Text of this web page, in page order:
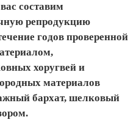
составим
репродукцию
годов проверенной
хоругвей и
материалов
бархат, шелковый